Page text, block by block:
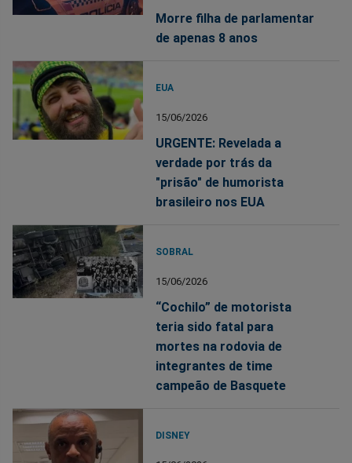
Morre filha de parlamentar
de apenas 8 anos
EUA
15/06/2026
URGENTE: Revelada a
verdade por trás da
"prisão" de humorista
brasileiro nos EUA
SOBRAL
15/06/2026
“Cochilo” de motorista
teria sido fatal para
mortes na rodovia de
integrantes de time
campeão de Basquete
DISNEY